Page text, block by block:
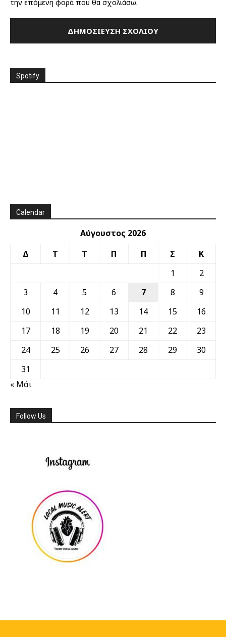
την επόμενη φορά που θα σχολιάσω.
Spotify
Calendar
Αύγουστος 2026
Δ
Τ Τ Π Π Σ
Κ
1
2
3
4 5 6 7 8
9
10
11 12 13 14 15
16
17
18 19 20 21 22
23
24
25 26 27 28 29
30
31
« Μάι
Follow Us